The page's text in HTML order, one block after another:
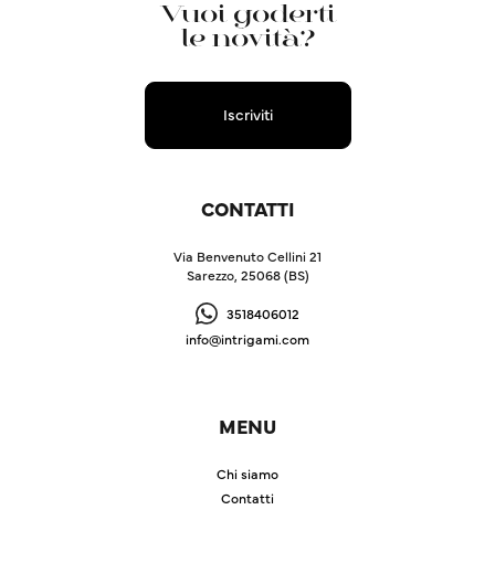
Vuoi goderti
le novità?
Iscriviti
CONTATTI
Via Benvenuto Cellini 21
Sarezzo, 25068 (BS)
3518406012
info@intrigami.com
MENU
Chi siamo
Contatti